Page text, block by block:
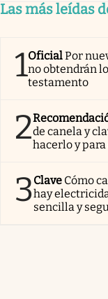
Las más leídas
1OficialPor
no obtendrán
testamento
2de canela y
hacerlo y
3Clave Cómo
hay
sencilla y